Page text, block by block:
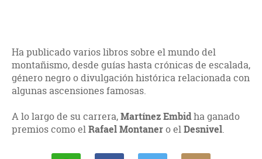
Ha publicado varios libros sobre el mundo del
montañismo, desde guías hasta crónicas de escalada,
género negro o divulgación histórica relacionada con
algunas ascensiones famosas.
A lo largo de su carrera,Martínez Embidha ganado
premios como elRafael Montanero elDesnivel.